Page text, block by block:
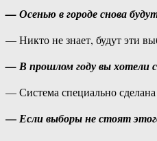
— Осенью в городе снова
— Никто не знает, будут эти
— В прошлом году вы хотели
— Система специально
—Если выборы не стоят